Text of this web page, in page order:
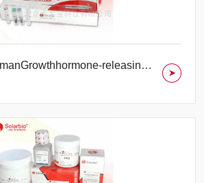
RecombinantHumanGrowthhormone-releasingfactor/GHRF/GHRH/Somatoliberin